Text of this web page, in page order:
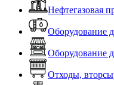
Нефтегазовая
Оборудование
Оборудование
Отходы,